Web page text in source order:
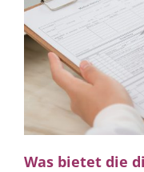
Was bietet die